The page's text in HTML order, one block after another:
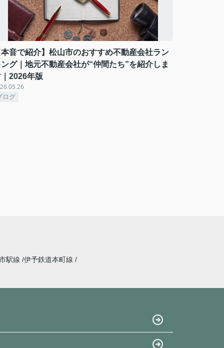
音で紹介】松山市のおすすめ不動産会社ラン
グ｜地元不動産会社が“仲間たち”を紹介しま
2026年版
ログ
駅線 伊予鉄道本町線